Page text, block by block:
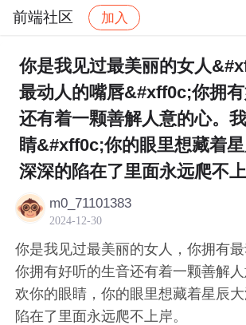
前端社区 加入
社区 前端社区 感慨 帖子详
你是我见过最美丽的女人
最动人的嘴唇&#xff0c;你拥
还有着一颗善解人意的心。
睛&#xff0c;你的眼里想藏着
深深的陷在了里面永远爬不上
m0_71101383
2024-12-30
你是我见过最美丽的女人，你拥有最
你拥有好听的生音还有着一颗善解
欢你的眼睛，你的眼里想藏着星辰
陷在了里面永远爬不上岸。